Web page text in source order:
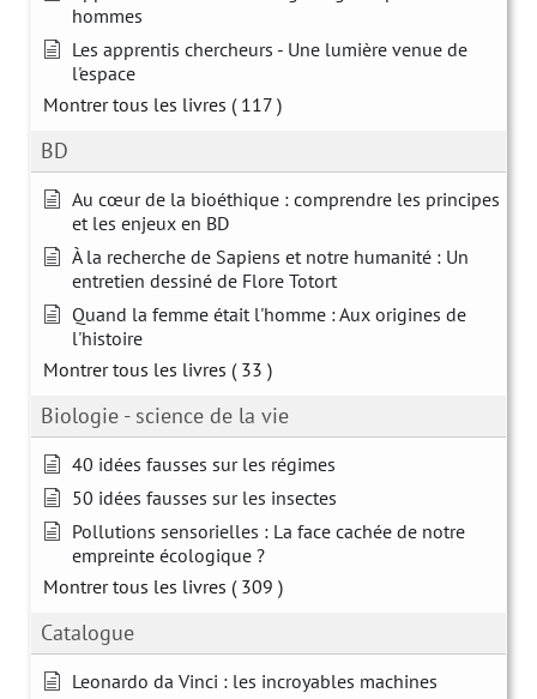
hommes
Les apprentis chercheurs - Une lumière venue de
l'espace
Montrer tous les livres ( 117 )
BD
Au cœur de la bioéthique : comprendre les principes
et les enjeux en BD
À la recherche de Sapiens et notre humanité : Un
entretien dessiné de Flore Totort
Quand la femme était l'homme : Aux origines de
l'histoire
Montrer tous les livres ( 33 )
Biologie - science de la vie
40 idées fausses sur les régimes
50 idées fausses sur les insectes
Pollutions sensorielles : La face cachée de notre
empreinte écologique ?
Montrer tous les livres ( 309 )
Catalogue
Leonardo da Vinci : les incroyables machines